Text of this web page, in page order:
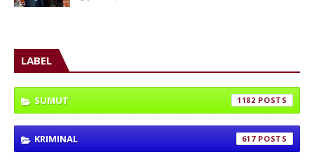
LABEL
SUMUT 1182
KRIMINAL 617